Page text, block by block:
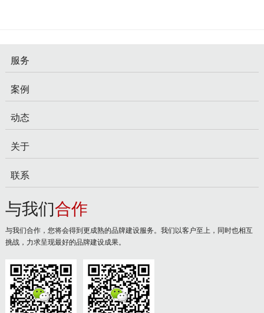
服务
案例
动态
关于
联系
与我们合作
与我们合作，您将会得到更成熟的品牌建设服务。我们以客户至上，同时也相互
挑战，力求呈现最好的品牌建设成果。